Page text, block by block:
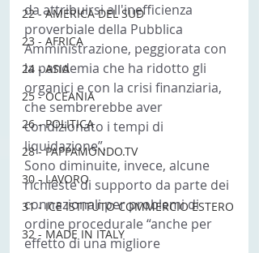
22 - AMERICA DEL SUD
23 - AFRICA
24 - ASIA
25 - OCEANIA
26 - POLITICA
28 - PAPPAMONDO.TV
30 - LAVORO
31 - ICE ISTITUTO COMMERCIO ESTERO
32 - MADE IN ITALY
da attribuirsi all'inefficienza
proverbiale della Pubblica
Amministrazione, peggiorata con
la pandemia che ha ridotto gli
organici e con la crisi finanziaria,
che sembrerebbe aver
condizionato i tempi di
liquidazione”.
Sono diminuite, invece, alcune
richieste di supporto da parte dei
connazionali per problemi di
ordine procedurale “anche per
effetto di una migliore